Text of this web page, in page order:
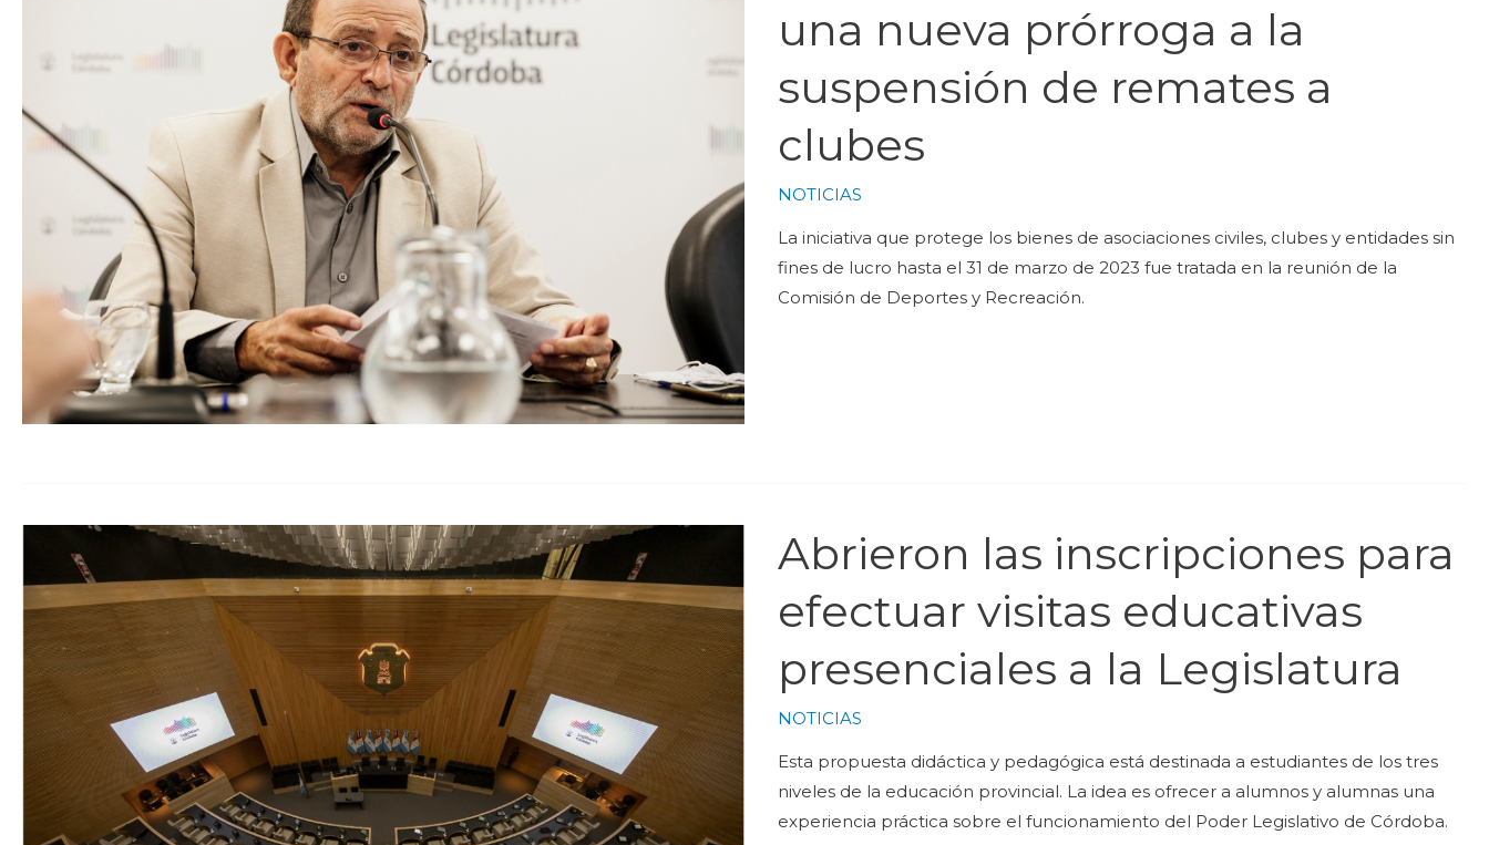
una nueva prórroga a la
suspensión de remates a
clubes
NOTICIAS
La iniciativa que protege los bienes de asociaciones civiles, clubes y entidades sin
fines de lucro hasta el 31 de marzo de 2023 fue tratada en la reunión de la
Comisión de Deportes y Recreación.
Abrieron las inscripciones para
efectuar visitas educativas
presenciales a la Legislatura
NOTICIAS
Esta propuesta didáctica y pedagógica está destinada a estudiantes de los tres
niveles de la educación provincial. La idea es ofrecer a alumnos y alumnas una
experiencia práctica sobre el funcionamiento del Poder Legislativo de Córdoba.